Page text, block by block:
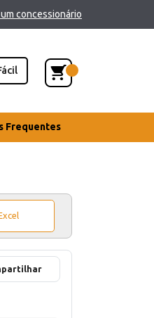
concessionário
Frequentes